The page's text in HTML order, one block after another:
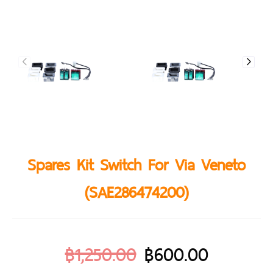
Spares Kit Switch For Via Veneto
(SAE286474200)
฿1,250.00 ฿600.00